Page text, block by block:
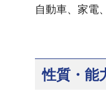
自動車、家電
性質・能